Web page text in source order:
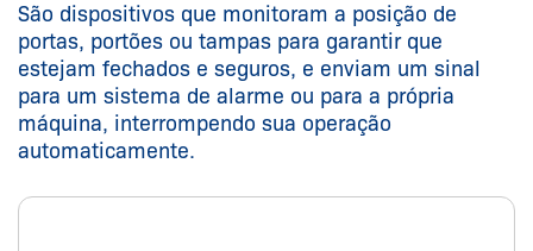
São dispositivos que monitoram a posição de
portas, portões ou tampas para garantir que
estejam fechados e seguros, e enviam um sinal
para um sistema de alarme ou para a própria
máquina, interrompendo sua operação
automaticamente.